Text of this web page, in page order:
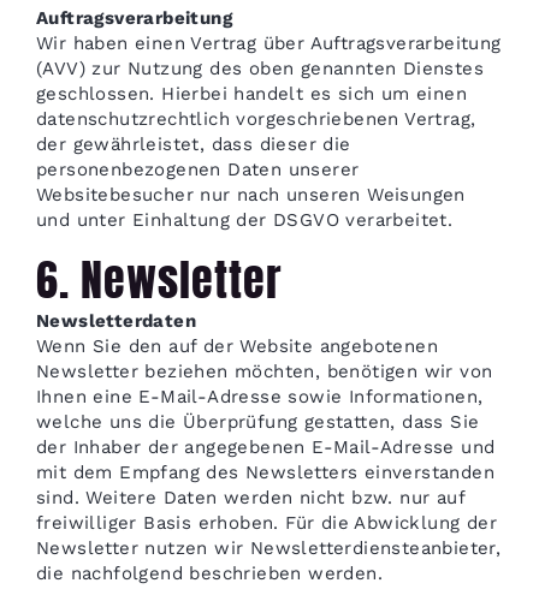
Auftragsverarbeitung
Wir haben einen Vertrag über Auftragsverarbeitung
(AVV) zur Nutzung des oben genannten Dienstes
geschlossen. Hierbei handelt es sich um einen
datenschutzrechtlich vorgeschriebenen Vertrag,
der gewährleistet, dass dieser die
personenbezogenen Daten unserer
Websitebesucher nur nach unseren Weisungen
und unter Einhaltung der DSGVO verarbeitet.
6. Newsletter
Newsletterdaten
Wenn Sie den auf der Website angebotenen
Newsletter beziehen möchten, benötigen wir von
Ihnen eine E-Mail-Adresse sowie Informationen,
welche uns die Überprüfung gestatten, dass Sie
der Inhaber der angegebenen E-Mail-Adresse und
mit dem Empfang des Newsletters einverstanden
sind. Weitere Daten werden nicht bzw. nur auf
freiwilliger Basis erhoben. Für die Abwicklung der
Newsletter nutzen wir Newsletterdiensteanbieter,
die nachfolgend beschrieben werden.